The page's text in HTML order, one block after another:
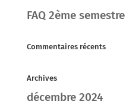
FAQ 2ème
Commentaires récents
Archives
décembre 2024